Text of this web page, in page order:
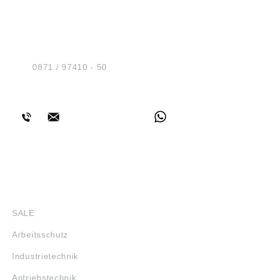
Tel.:0871 / 97410 - 50
SALE
Arbeitsschutz
Industrietechnik
Antriebstechnik